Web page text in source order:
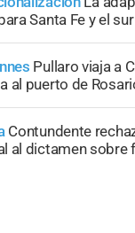
Santa Fe y el
Pullaro viaja a
al puerto de
Contundente
al dictamen sobre